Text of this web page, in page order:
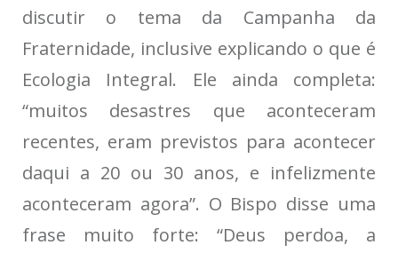
discutir o tema da Campanha da
Fraternidade, inclusive explicando o que é
Ecologia Integral. Ele ainda completa:
“muitos desastres que aconteceram
recentes, eram previstos para acontecer
daqui a 20 ou 30 anos, e infelizmente
aconteceram agora”. O Bispo disse uma
frase muito forte: “Deus perdoa, a